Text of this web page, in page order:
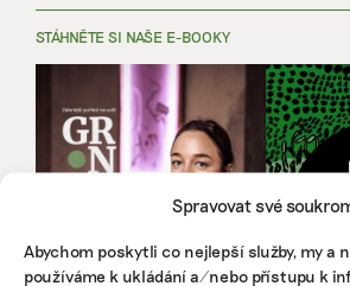
Spravovat své
Abychom poskytli co nejlepší služby, my a
používáme k ukládání a/nebo přístupu k
STÁHNĚTE SI NAŠE E-BOOKY